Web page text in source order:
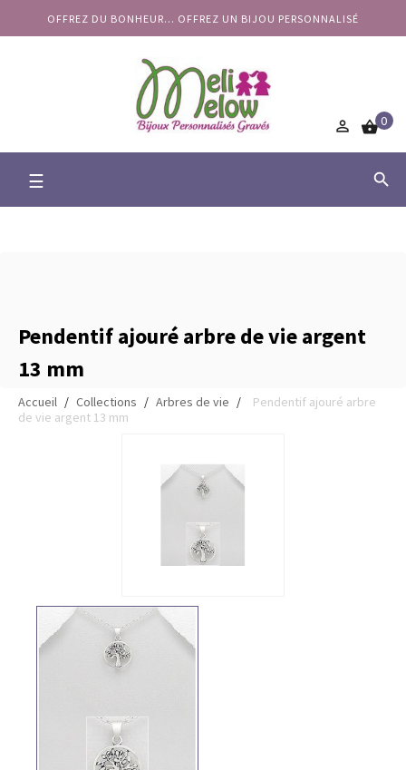
OFFREZ DU BONHEUR... OFFREZ UN BIJOU PERSONNALISÉ
 0
Basculer
☰ 
Pendentif ajouré arbre de vie argent
13 mm
Accueil Collections Arbres de vie
Pendentif ajouré arbre
de vie argent 13 mm